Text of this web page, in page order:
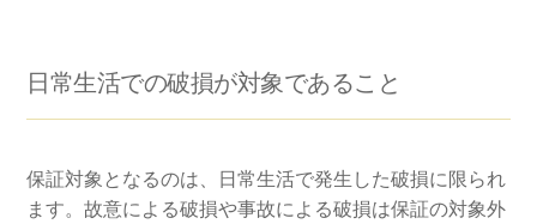
日常生活での破損が対象であること
保証対象となるのは、日常生活で発生した破損に限られ
ます。故意による破損や事故による破損は保証の対象外